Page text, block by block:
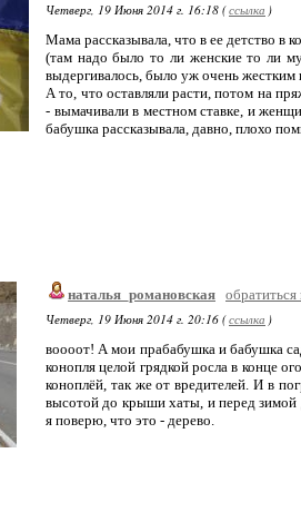
Четверг, 19 Июня 2014 г. 16:18 (ссылка )
Мама рассказывала, что в ее детство в
(там надо было то ли женские то ли
выдергивалось, было уж очень жестким
А то, что оставляли расти, потом на
- вымачивали в местном ставке, и
бабушка рассказывала, давно, плохо
наталья_романовская
Четверг, 19 Июня 2014 г. 20:16 (ссылка )
воооот! А мои прабабушка и бабушка
конопля целой грядкой росла в конце
коноплёй, так же от вредителей. И в
высотой до крыши хаты, и перед зимой
я поверю, что это - дерево.